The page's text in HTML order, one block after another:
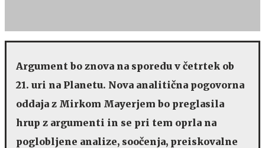
Argument bo znova na sporedu v četrtek ob
21. uri na Planetu. Nova analitična pogovorna
oddaja z Mirkom Mayerjem bo preglasila
hrup z argumenti in se pri tem oprla na
poglobljene analize, soočenja, preiskovalne